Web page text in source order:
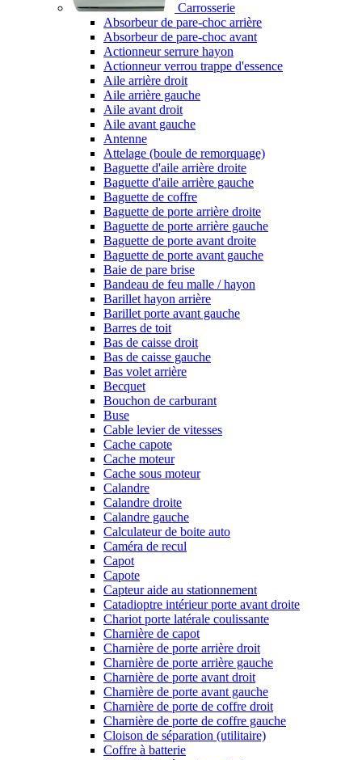
Carrosserie
Absorbeur de pare-choc arrière
Absorbeur de pare-choc avant
Actionneur serrure hayon
Actionneur verrou trappe d'essence
Aile arrière droit
Aile arrière gauche
Aile avant droit
Aile avant gauche
Antenne
Attelage (boule de remorquage)
Baguette d'aile arrière droite
Baguette d'aile arrière gauche
Baguette de coffre
Baguette de porte arrière droite
Baguette de porte arrière gauche
Baguette de porte avant droite
Baguette de porte avant gauche
Baie de pare brise
Bandeau de feu malle / hayon
Barillet hayon arrière
Barillet porte avant gauche
Barres de toit
Bas de caisse droit
Bas de caisse gauche
Bas volet arrière
Becquet
Bouchon de carburant
Buse
Cable levier de vitesses
Cache capote
Cache moteur
Cache sous moteur
Calandre
Calandre droite
Calandre gauche
Calculateur de boite auto
Caméra de recul
Capot
Capote
Capteur aide au stationnement
Catadioptre intérieur porte avant droite
Chariot porte latérale coulissante
Charnière de capot
Charnière de porte arrière droit
Charnière de porte arrière gauche
Charnière de porte avant droit
Charnière de porte avant gauche
Charnière de porte de coffre droit
Charnière de porte de coffre gauche
Cloison de séparation (utilitaire)
Coffre à batterie